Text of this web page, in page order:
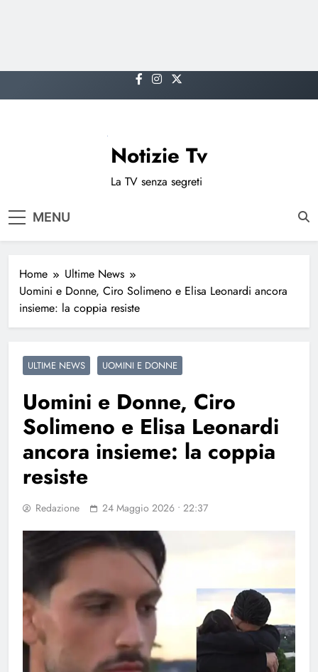
to
Notizie Tv
La TV senza segreti
MENU
Home
Ultime News
Uomini e Donne, Ciro Solimeno e Elisa Leonardi ancora
insieme: la coppia resiste
ULTIME NEWS UOMINI E DONNE
Uomini e Donne, Ciro
Solimeno e Elisa Leonardi
ancora insieme: la coppia
resiste
Redazione 24 Maggio 2026 • 22:37